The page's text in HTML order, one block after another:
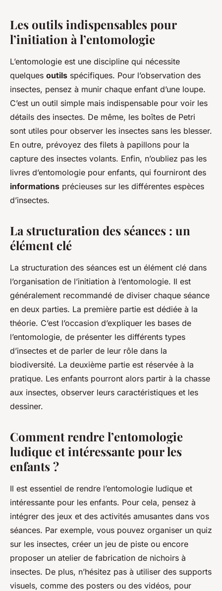
Les outils indispensables pour
l’initiation à l’entomologie
L’entomologie est une discipline qui nécessite
quelques outils spécifiques. Pour l’observation des
insectes, pensez à munir chaque enfant d’une loupe.
C’est un outil simple mais indispensable pour voir les
détails des insectes. De même, les boîtes de Petri
sont utiles pour observer les insectes sans les blesser.
En outre, prévoyez des filets à papillons pour la
capture des insectes volants. Enfin, n’oubliez pas les
livres d’entomologie pour enfants, qui fourniront des
informations précieuses sur les différentes espèces
d’insectes.
La structuration des séances : un
élément clé
La structuration des séances est un élément clé dans
l’organisation de l’initiation à l’entomologie. Il est
généralement recommandé de diviser chaque séance
en deux parties. La première partie est dédiée à la
théorie. C’est l’occasion d’expliquer les bases de
l’entomologie, de présenter les différents types
d’insectes et de parler de leur rôle dans la
biodiversité. La deuxième partie est réservée à la
pratique. Les enfants pourront alors partir à la chasse
aux insectes, observer leurs caractéristiques et les
dessiner.
Comment rendre l’entomologie
ludique et intéressante pour les
enfants ?
Il est essentiel de rendre l’entomologie ludique et
intéressante pour les enfants. Pour cela, pensez à
intégrer des jeux et des activités amusantes dans vos
séances. Par exemple, vous pouvez organiser un quiz
sur les insectes, créer un jeu de piste ou encore
proposer un atelier de fabrication de nichoirs à
insectes. De plus, n’hésitez pas à utiliser des supports
visuels, comme des posters ou des vidéos, pour